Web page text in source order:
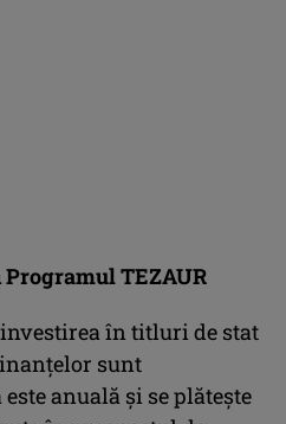
TEZAUR
în titluri de stat
sunt
anuală și se plătește